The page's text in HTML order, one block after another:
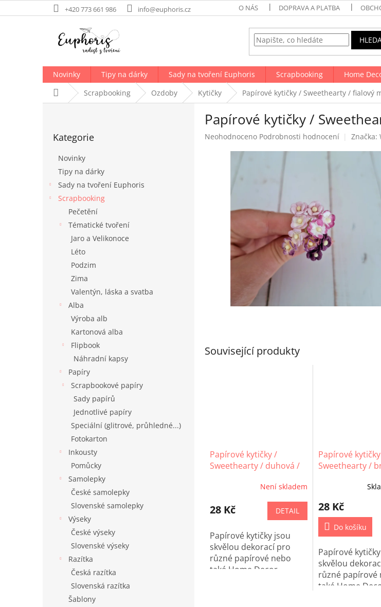
na
+420 773 661 986 info@euphoris.cz O NÁS DOPRAVA A PLATBA
Novinky Tipy na dárky Sady na tvoření Euphoris Scrapbooking Home
Domů Scrapbooking Ozdoby Kytičky Papírové kytičky / Sweethearty / fialový
kategorie
Kategorie
Novinky
Tipy na dárky
Sady na tvoření Euphoris
Scrapbooking
Pečetění
Tématické tvoření
Jaro a Velikonoce
Léto
Podzim
Zima
Valentýn, láska a svatba
Alba
Výroba alb
Kartonová alba
Flipbook
Náhradní kapsy
Papíry
Scrapbookové papíry
Sady papírů
Jednotlivé papíry
Speciální (glitrové, průhledné...)
Fotokarton
Inkousty
Pomůcky
Samolepky
České samolepky
Slovenské samolepky
Výseky
České výseky
Slovenské výseky
Razítka
Česká razítka
Slovenská razítka
Šablony
Papírové kytičky /
Průměrné
Neohodnoceno Podrobnosti hodnocení Značka:
Související produkty
Papírové kytičky /
Sweethearty / duhová /
Není skladem
28 Kč DETAIL
Papírové kytičky jsou
skvělou dekorací pro
různé papírové nebo
také Home Decor
Papírové
Sweethearty /
28 Kč
Do košíku
Papírové
skvělou
různé papírové
také Home